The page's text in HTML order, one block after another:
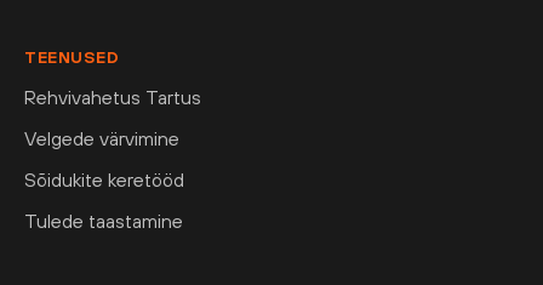
TEENUSED
Rehvivahetus Tartus
Velgede värvimine
Sõidukite keretööd
Tulede taastamine